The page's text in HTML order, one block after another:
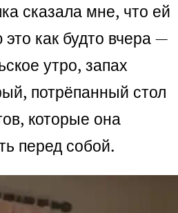
сказала мне, что ей
как будто вчера —
утро, запах
потрёпанный стол
которые она
перед собой.